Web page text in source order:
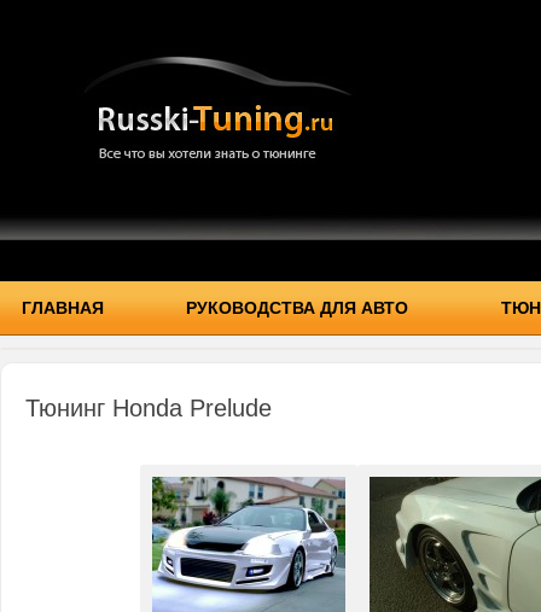
ГЛАВНАЯ РУКОВОДСТВА ДЛЯ АВТО
Тюнинг Honda Prelude